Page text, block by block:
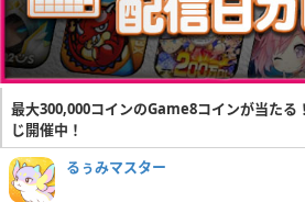
最大300,000コインのGame8コインが当たる
じ開催中！
るぅみマスター